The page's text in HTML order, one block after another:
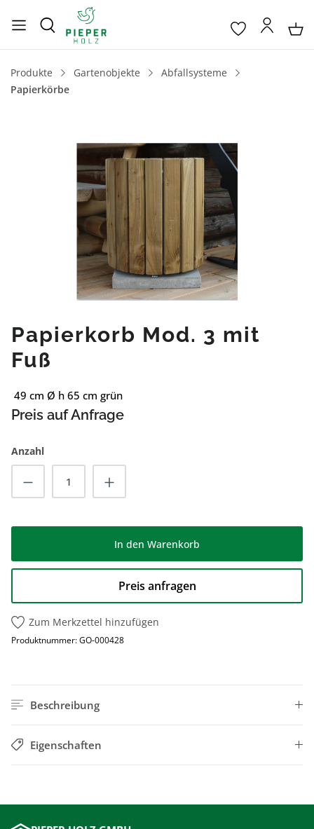
Produkte Gartenobjekte
Abfallsysteme
Papierkörbe
Bildergalerie überspringen
Papierkorb Mod. 3 mit
Fuß
49 cm Ø h 65 cm grün
Preis auf Anfrage
Anzahl
Produkt Anzahl: Gib den gewünschten
In den Warenkorb
Preis anfragen
Zum Merkzettel hinzufügen
Produktnummer:GO-000428
Beschreibung
Eigenschaften